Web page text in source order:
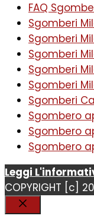
FAQ
Sgomberi
Sgomberi
Sgomberi
Sgomberi
Sgomberi
Sgomberi
Sgombero
Sgombero
Sgombero
Leggi
COPYRIGHT [c]